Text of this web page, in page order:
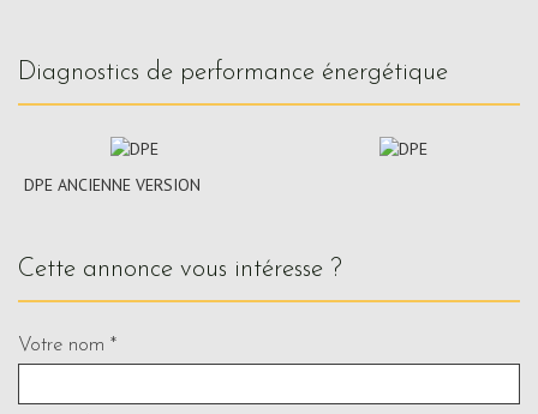
diagnostics de performance énergétique
DPE ANCIENNE VERSION
cette annonce vous intéresse ?
Votre nom *